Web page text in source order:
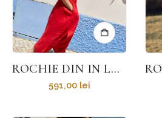
ROCHIE DIN IN LUNGĂ CU ELASTIC ÎN TALIE CAROLINE
591,00 lei